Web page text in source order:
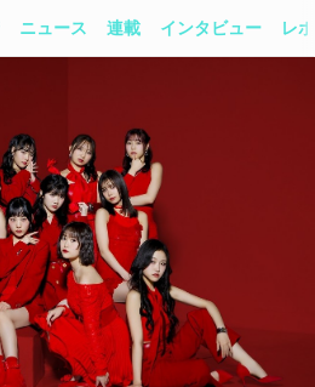
ニュース 連載 インタビュー レ